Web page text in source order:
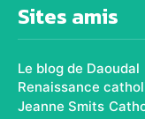
Sites amis
Le blog de Daoudal
Renaissance
Jeanne Smits